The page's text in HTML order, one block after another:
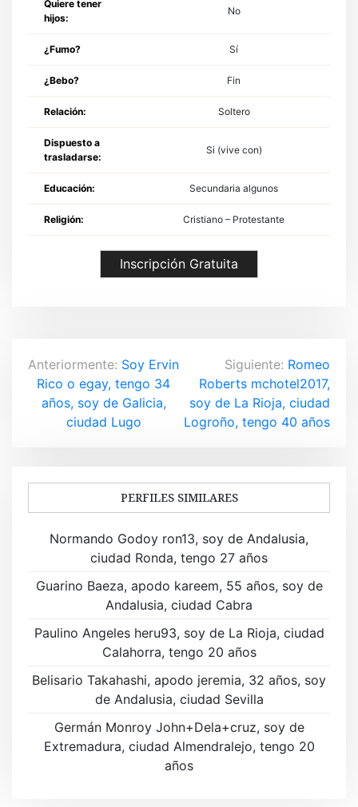
Quiere tener
hijos:
No
¿Fumo? Sí
¿Bebo? Fin
Relación: Soltero
Dispuesto a
trasladarse:
Si (vive con)
Educación: Secundaria algunos
Religión: Cristiano – Protestante
Inscripción Gratuita
N
a
g
a
n
d
Anteriormente: Soy Ervin
Rico o egay, tengo 34
años, soy de Galicia,
ciudad Lugo
Siguiente: Romeo
Roberts mchotel2017,
soy de La Rioja, ciudad
Logroño, tengo 40 años
PERFILES SIMILARES
Normando Godoy ron13, soy de Andalusia,
ciudad Ronda, tengo 27 años
Guarino Baeza, apodo kareem, 55 años, soy de
Andalusia, ciudad Cabra
Paulino Angeles heru93, soy de La Rioja, ciudad
Calahorra, tengo 20 años
Belisario Takahashi, apodo jeremia, 32 años, soy
de Andalusia, ciudad Sevilla
Germán Monroy John+Dela+cruz, soy de
Extremadura, ciudad Almendralejo, tengo 20
años